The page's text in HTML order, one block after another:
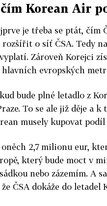
čím Korean Air
je třeba se ptát, čím
o síť ČSA. Tedy
Zároveň Korejci
hlavních evropských
bude plné letadlo z
To se ale již děje a
musely kupovat podíl
oněch 2,7 milionu eur,
který bude moct v
nebo zázemím. A
ČSA dokáže do letadel